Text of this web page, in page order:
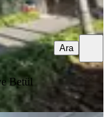
Betül
Ara